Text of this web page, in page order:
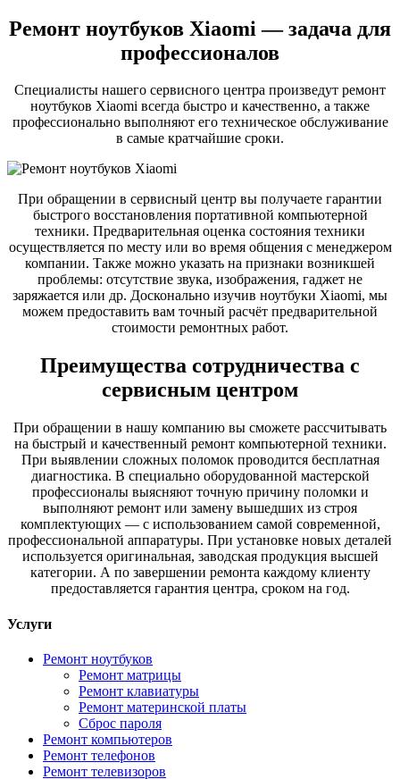
Ремонт ноутбуков Xiaomi — задача для
профессионалов
Специалисты нашего сервисного центра произведут ремонт
ноутбуков Xiaomi всегда быстро и качественно, а также
профессионально выполняют его техническое обслуживание
в самые кратчайшие сроки.
При обращении в сервисный центр вы получаете гарантии
быстрого восстановления портативной компьютерной
техники. Предварительная оценка состояния техники
осуществляется по месту или во время общения с менеджером
компании. Также можно указать на признаки возникшей
проблемы: отсутствие звука, изображения, гаджет не
заряжается или др. Досконально изучив ноутбуки Xiaomi, мы
можем предоставить вам точный расчёт предварительной
стоимости ремонтных работ.
Преимущества сотрудничества с
сервисным центром
При обращении в нашу компанию вы сможете рассчитывать
на быстрый и качественный ремонт компьютерной техники.
При выявлении сложных поломок проводится бесплатная
диагностика. В специально оборудованной мастерской
профессионалы выясняют точную причину поломки и
выполняют ремонт или замену вышедших из строя
комплектующих — с использованием самой современной,
профессиональной аппаратуры. При установке новых деталей
используется оригинальная, заводская продукция высшей
категории. А по завершении ремонта каждому клиенту
предоставляется гарантия центра, сроком на год.
Услуги
Ремонт ноутбуков
Ремонт матрицы
Ремонт клавиатуры
Ремонт материнской платы
Сброс пароля
Ремонт компьютеров
Ремонт телефонов
Ремонт телевизоров